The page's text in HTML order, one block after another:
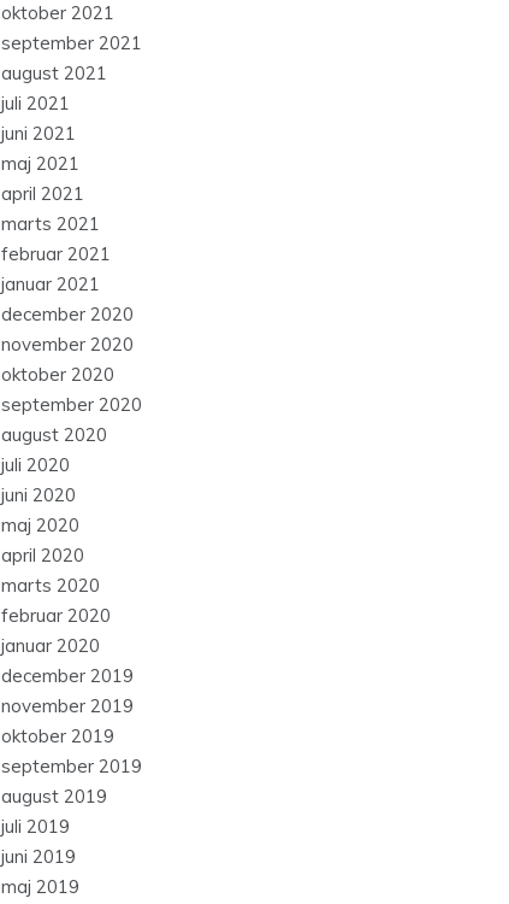
oktober 2021
september 2021
august 2021
juli 2021
juni 2021
maj 2021
april 2021
marts 2021
februar 2021
januar 2021
december 2020
november 2020
oktober 2020
september 2020
august 2020
juli 2020
juni 2020
maj 2020
april 2020
marts 2020
februar 2020
januar 2020
december 2019
november 2019
oktober 2019
september 2019
august 2019
juli 2019
juni 2019
maj 2019